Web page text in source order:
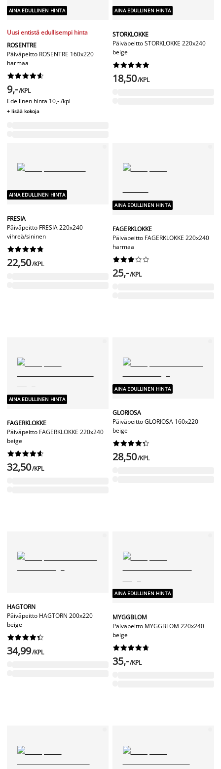
AINA EDULLINEN HINTA
Uusi entistä edullisempi hinta
ROSENTRE
Päiväpeitto ROSENTRE 160x220
harmaa






9,-/KPL
Edellinen hinta 10,- /kpl
+ lisää kokoja
AINA EDULLINEN HINTA
STORKLOKKE
Päiväpeitto STORKLOKKE 220x240
beige






18,50/KPL
AINA EDULLINEN HINTA
FRESIA
Päiväpeitto FRESIA 220x240
vihreä/sininen






22,50/KPL
AINA EDULLINEN HINTA
FAGERKLOKKE
Päiväpeitto FAGERKLOKKE 220x240
harmaa






25,-/KPL
AINA EDULLINEN HINTA
FAGERKLOKKE
Päiväpeitto FAGERKLOKKE 220x240
beige






32,50/KPL
AINA EDULLINEN HINTA
GLORIOSA
Päiväpeitto GLORIOSA 160x220
beige






28,50/KPL
HAGTORN
Päiväpeitto HAGTORN 200x220
beige






34,99/KPL
AINA EDULLINEN HINTA
MYGGBLOM
Päiväpeitto MYGGBLOM 220x240
beige






35,-/KPL